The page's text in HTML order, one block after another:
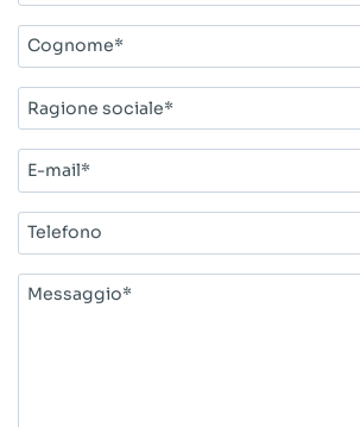
Cognome*
Ragione
sociale*
E-
mail*
Telefono
Messaggio*